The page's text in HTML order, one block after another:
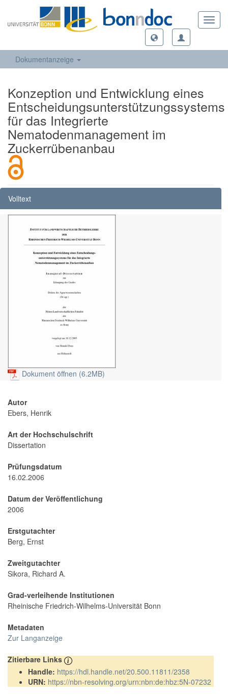
Dokumentanzeige
Konzeption und Entwicklung eines
Entscheidungsunterstützungssystems
für das Integrierte
Nematodenmanagement im
Zuckerrübenanbau
Volltext
Dokument öffnen (6.2MB)
Autor
Ebers, Henrik
Art der Hochschulschrift
Dissertation
Prüfungsdatum
16.02.2006
Datum der Veröffentlichung
2006
Erstgutachter
Berg, Ernst
Zweitgutachter
Sikora, Richard A.
Grad-verleihende Institutionen
Rheinische Friedrich-Wilhelms-Universität Bonn
Metadaten
Zur Langanzeige
Zitierbare Links
Handle: https://hdl.handle.net/20.500.11811/2358
URN: https://nbn-resolving.org/urn:nbn:de:hbz:5N-07232